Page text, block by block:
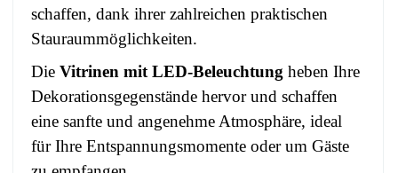
schaffen, dank ihrer zahlreichen praktischen
Stauraummöglichkeiten.
Die Vitrinen mit LED-Beleuchtung heben Ihre
Dekorationsgegenstände hervor und schaffen
eine sanfte und angenehme Atmosphäre, ideal
für Ihre Entspannungsmomente oder um Gäste